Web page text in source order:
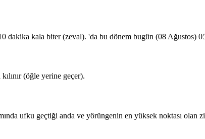
dakika kala biter (zeval). 'da bu dönem bugün (08 Ağustos)
(öğle yerine geçer).
ufku geçtiği anda ve yörüngenin en yüksek noktası olan